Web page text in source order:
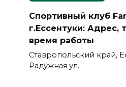
Спортивный клуб
г.Ессентуки: Адрес,
время работы
Ставропольский край,
Радужная ул.